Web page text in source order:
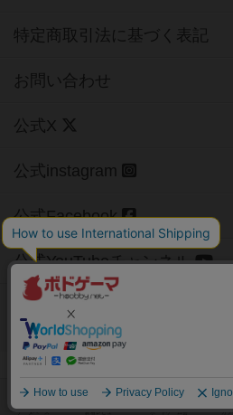
特定商取引法に基づく表記
お問い合わせ
公式X
公式instagram
公式Facebook
公式YouTubeチャンネル